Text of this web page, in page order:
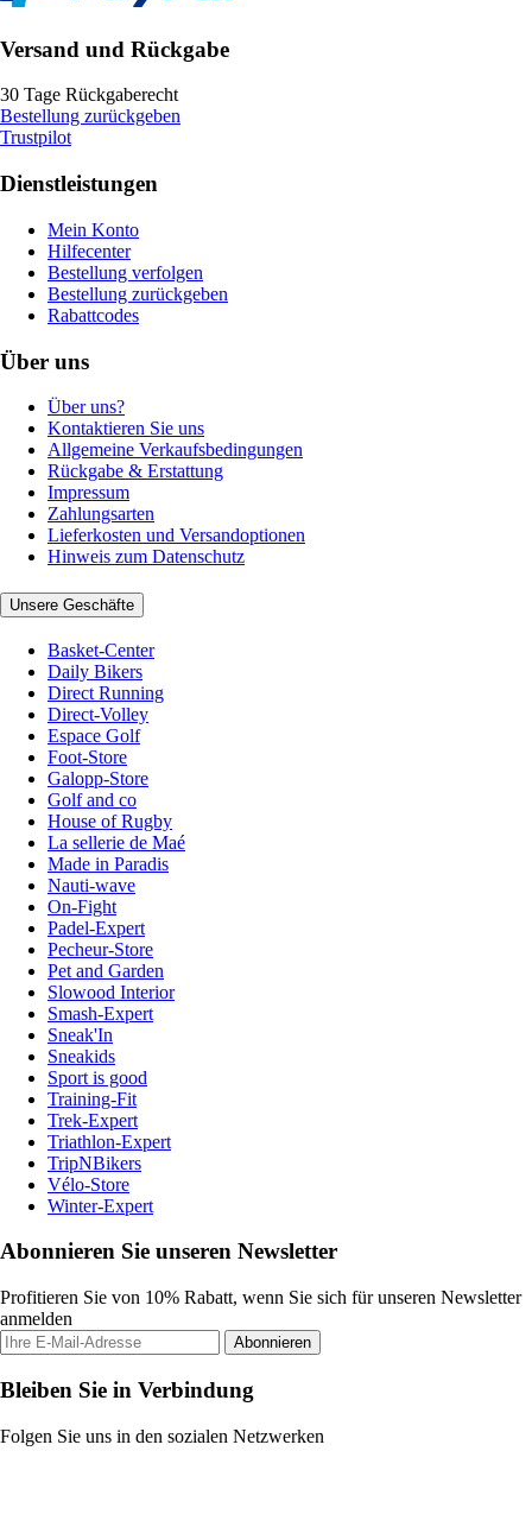
Versand und Rückgabe
30 Tage Rückgaberecht
Bestellung zurückgeben
Trustpilot
Dienstleistungen
Mein Konto
Hilfecenter
Bestellung verfolgen
Bestellung zurückgeben
Rabattcodes
Über uns
Über uns?
Kontaktieren Sie uns
Allgemeine Verkaufsbedingungen
Rückgabe & Erstattung
Impressum
Zahlungsarten
Lieferkosten und Versandoptionen
Hinweis zum Datenschutz
Unsere Geschäfte
Basket-Center
Daily Bikers
Direct Running
Direct-Volley
Espace Golf
Foot-Store
Galopp-Store
Golf and co
House of Rugby
La sellerie de Maé
Made in Paradis
Nauti-wave
On-Fight
Padel-Expert
Pecheur-Store
Pet and Garden
Slowood Interior
Smash-Expert
Sneak'In
Sneakids
Sport is good
Training-Fit
Trek-Expert
Triathlon-Expert
TripNBikers
Vélo-Store
Winter-Expert
Abonnieren Sie unseren Newsletter
Profitieren Sie von 10% Rabatt, wenn Sie sich für unseren Newsletter
anmelden
Abonnieren
Bleiben Sie in Verbindung
Folgen Sie uns in den sozialen Netzwerken